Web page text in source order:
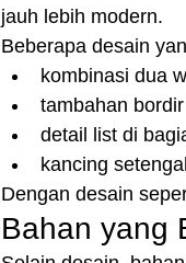
jauh lebih modern.
Beberapa desain
kombinasi dua
tambahan
detail list di
kancing
Dengan desain
Bahan yang